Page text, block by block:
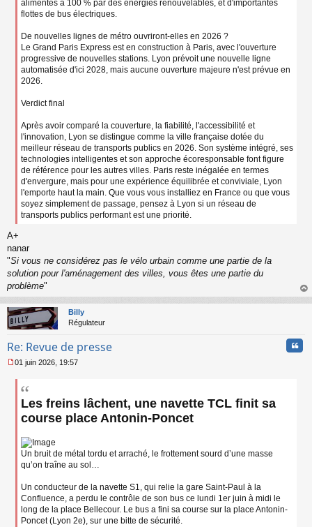
alimentés à 100 % par des énergies renouvelables, et d'importantes
flottes de bus électriques.
De nouvelles lignes de métro ouvriront-elles en 2026 ?
Le Grand Paris Express est en construction à Paris, avec l'ouverture
progressive de nouvelles stations. Lyon prévoit une nouvelle ligne
automatisée d'ici 2028, mais aucune ouverture majeure n'est prévue en
2026.
Verdict final
Après avoir comparé la couverture, la fiabilité, l'accessibilité et
l'innovation, Lyon se distingue comme la ville française dotée du
meilleur réseau de transports publics en 2026. Son système intégré, ses
technologies intelligentes et son approche écoresponsable font figure
de référence pour les autres villes. Paris reste inégalée en termes
d'envergure, mais pour une expérience équilibrée et conviviale, Lyon
l'emporte haut la main. Que vous vous installiez en France ou que vous
soyez simplement de passage, pensez à Lyon si un réseau de
transports publics performant est une priorité.
A+
nanar
"Si vous ne considérez pas le vélo urbain comme une partie de la
solution pour l'aménagement des villes, vous êtes une partie du
problème"
au
Billy
Régulateur
Re: Revue de presse
e
01 juin 2026, 19:57
Les freins lâchent, une navette TCL finit sa
course place Antonin-Poncet
Un bruit de métal tordu et arraché, le frottement sourd d’une masse
qu’on traîne au sol…
Un conducteur de la navette S1, qui relie la gare Saint-Paul à la
Confluence, a perdu le contrôle de son bus ce lundi 1er juin à midi le
long de la place Bellecour. Le bus a fini sa course sur la place Antonin-
Poncet (Lyon 2e), sur une bitte de sécurité.